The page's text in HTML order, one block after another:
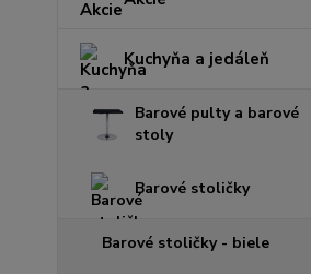
Kuchyňa a jedáleň
Barové pulty a barové
stoly
Barové stoličky
Barové stoličky - biele